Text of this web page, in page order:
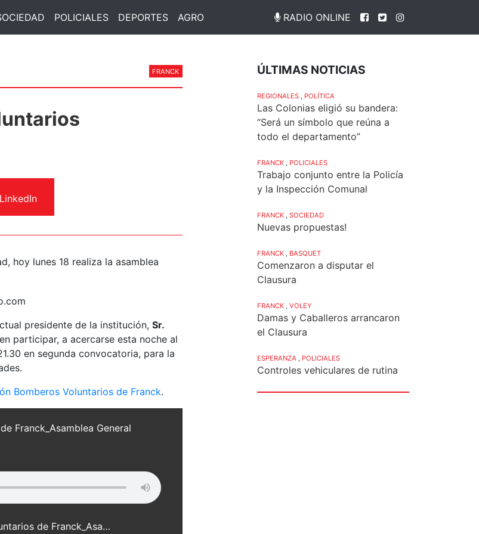
POLICIALES DEPORTES AGRO RADIO ONLINE
FRANCK
LinkedIn
hoy lunes 18 realiza la asamblea
presidente de la institución, Sr.
participar, a acercarse esta noche al
en segunda convocatoria, para la
Bomberos Voluntarios de Franck.
Franck_Asamblea General
Martin Musuruana_Pres. Asoc. Bomberos Voluntarios de Franck_Asamblea General Ordinaria_18-01-10_web.mp3
ÚLTIMAS NOTICIAS
REGIONALES POLÍTICA
Las Colonias eligió su bandera:
“Será un símbolo que reúna a
todo el departamento”
FRANCK POLICIALES
Trabajo conjunto entre la Policía
y la Inspección Comunal
FRANCK SOCIEDAD
Nuevas propuestas!
FRANCK BASQUET
Comenzaron a disputar el
Clausura
FRANCK VOLEY
Damas y Caballeros arrancaron
el Clausura
ESPERANZA POLICIALES
Controles vehiculares de rutina